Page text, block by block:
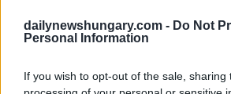
dailynewshungary.com - Do Not
Personal Information
If you wish to opt-out of the sale, sharing
molto tempo, da quando Rami ha vinto tre
consecutive, un fatto unico nella politica
nessun settore e, cosa più importante,